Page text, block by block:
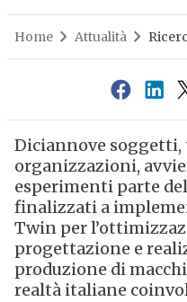
Home Attualità
Diciannove soggetti,
organizzazioni,
esperimenti parte
finalizzati a
Twin per
progettazione e
produzione di
realtà italiane